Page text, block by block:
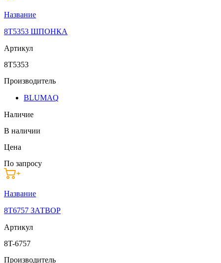
Название
8T5353 ШПОНКА
Артикул
8T5353
Производитель
BLUMAQ
Наличие
В наличии
Цена
По запросу
Название
8T6757 ЗАТВОР
Артикул
8T-6757
Производитель